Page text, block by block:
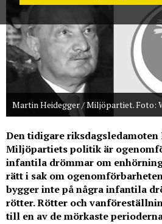
Martin Heidegger / Miljöpartiet. Foto:
Den tidigare
Miljöpartiets politik är
infantila drömmar om
rätt i sak om
bygger inte på några infantila
rötter. Rötter och
till en av de mörkaste